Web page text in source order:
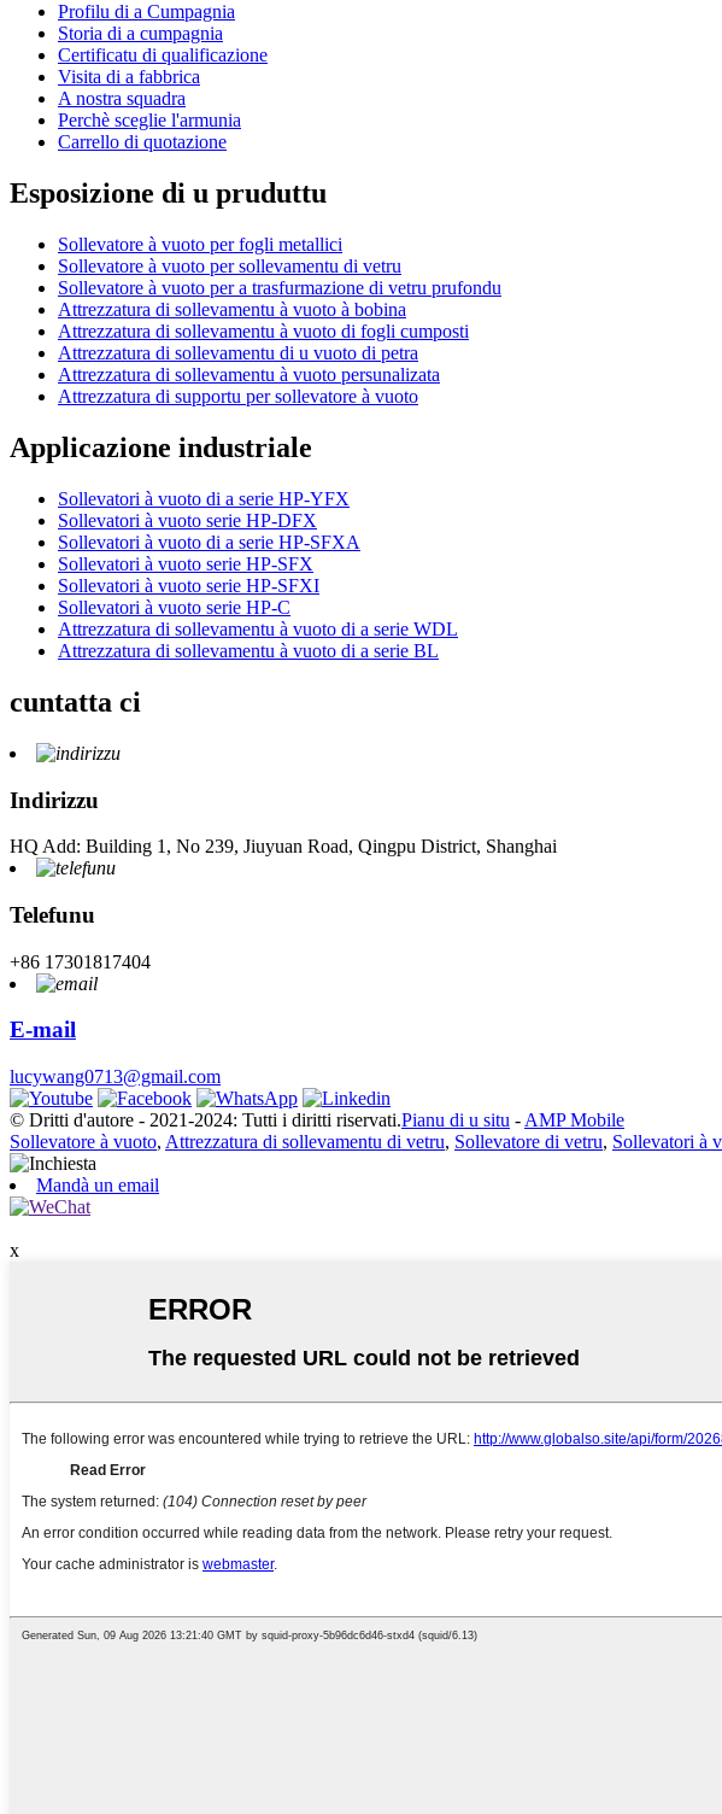
Profilu di a Cumpagnia
Storia di a cumpagnia
Certificatu di qualificazione
Visita di a fabbrica
A nostra squadra
Perchè sceglie l'armunia
Carrello di quotazione
Esposizione di u pruduttu
Sollevatore à vuoto per fogli metallici
Sollevatore à vuoto per sollevamentu di vetru
Sollevatore à vuoto per a trasfurmazione di vetru prufondu
Attrezzatura di sollevamentu à vuoto à bobina
Attrezzatura di sollevamentu à vuoto di fogli cumposti
Attrezzatura di sollevamentu di u vuoto di petra
Attrezzatura di sollevamentu à vuoto persunalizata
Attrezzatura di supportu per sollevatore à vuoto
Applicazione industriale
Sollevatori à vuoto di a serie HP-YFX
Sollevatori à vuoto serie HP-DFX
Sollevatori à vuoto di a serie HP-SFXA
Sollevatori à vuoto serie HP-SFX
Sollevatori à vuoto serie HP-SFXI
Sollevatori à vuoto serie HP-C
Attrezzatura di sollevamentu à vuoto di a serie WDL
Attrezzatura di sollevamentu à vuoto di a serie BL
cuntatta ci
Indirizzu
HQ Add: Building 1, No 239, Jiuyuan Road, Qingpu District, Shanghai
Telefunu
+86 17301817404
E-mail
lucywang0713@gmail.com
© Dritti d'autore - 2021-2024: Tutti i diritti riservati.Pianu di u situ - AMP Mobile
Sollevatore à vuoto, Attrezzatura di sollevamentu di vetru, Sollevatore di vetru, Sollevatori à
Mandà un email
x